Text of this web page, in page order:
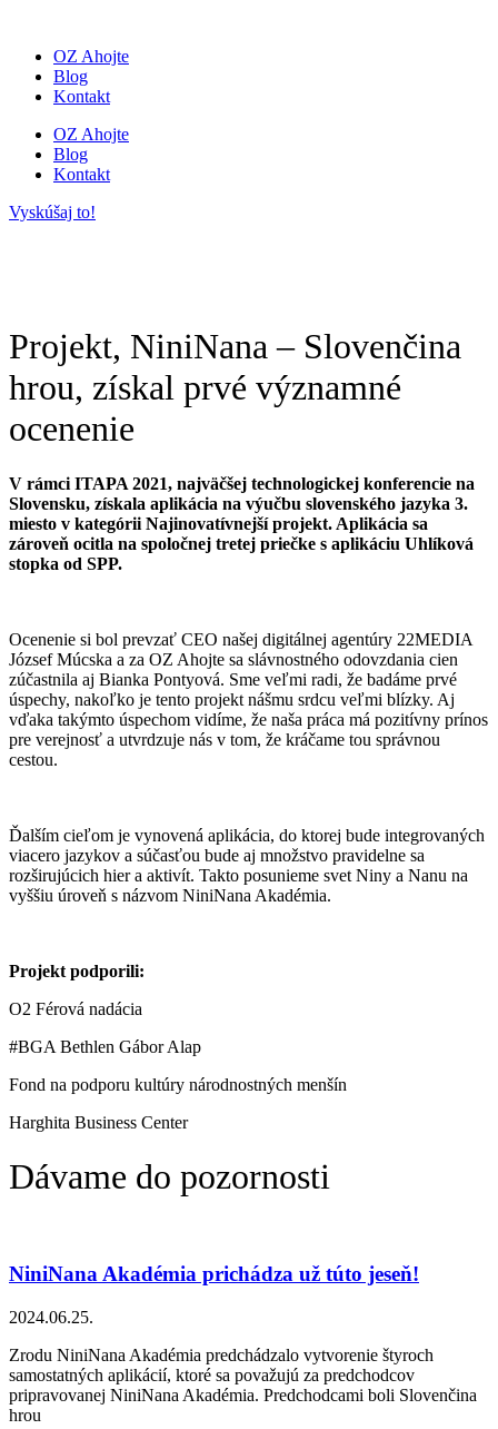
obsah
OZ Ahojte
Blog
Kontakt
OZ Ahojte
Blog
Kontakt
Vyskúšaj to!
Projekt, NiniNana – Slovenčina
hrou, získal prvé významné
ocenenie
V rámci ITAPA 2021, najväčšej technologickej konferencie na
Slovensku, získala aplikácia na výučbu slovenského jazyka 3.
miesto v kategórii Najinovatívnejší projekt. Aplikácia sa
zároveň ocitla na spoločnej tretej priečke s aplikáciu Uhlíková
stopka od SPP.
Ocenenie si bol prevzať CEO našej digitálnej agentúry 22MEDIA
József Múcska a za OZ Ahojte sa slávnostného odovzdania cien
zúčastnila aj Bianka Pontyová. Sme veľmi radi, že badáme prvé
úspechy, nakoľko je tento projekt nášmu srdcu veľmi blízky. Aj
vďaka takýmto úspechom vidíme, že naša práca má pozitívny prínos
pre verejnosť a utvrdzuje nás v tom, že kráčame tou správnou
cestou.
Ďalším cieľom je vynovená aplikácia, do ktorej bude integrovaných
viacero jazykov a súčasťou bude aj množstvo pravidelne sa
rozširujúcich hier a aktivít. Takto posunieme svet Niny a Nanu na
vyššiu úroveň s názvom NiniNana Akadémia.
Projekt podporili:
O2 Férová nadácia
#BGA Bethlen Gábor Alap
Fond na podporu kultúry národnostných menšín
Harghita Business Center
Dávame do pozornosti
NiniNana Akadémia prichádza už túto jeseň!
2024.06.25.
Zrodu NiniNana Akadémia predchádzalo vytvorenie štyroch
samostatných aplikácií, ktoré sa považujú za predchodcov
pripravovanej NiniNana Akadémia. Predchodcami boli Slovenčina
hrou